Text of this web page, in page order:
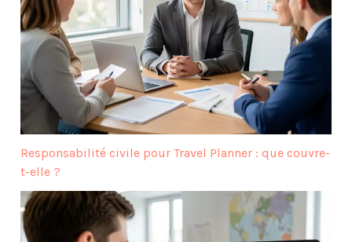
Responsabilité civile pour Travel Planner : que couvre-
t-elle ?